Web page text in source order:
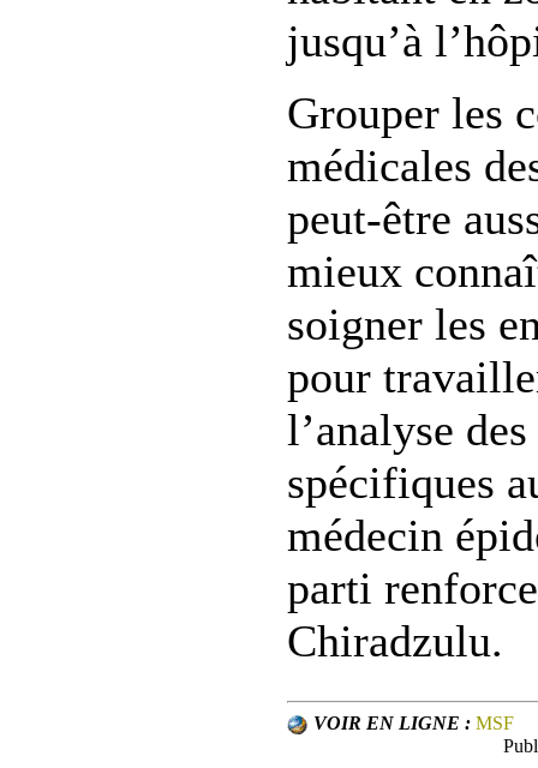
jusqu’à
Grouper les
médicales
peut-être
mieux
soigner les
pour
l’analyse
spécifiques
médecin
parti
Chiradzulu.
VOIR EN LIGNE : MSF